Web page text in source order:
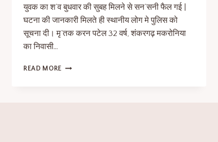
युवक का श’व बुधवार की सुबह मिलने से सन’सनी फैल गई |
घटना की जानकारी मिलते ही स्थानीय लोग मे पुलिस को
सूचना दी। मृ’तक करन पटेल 32 वर्ष, शंकरगढ़ मकरोनिया
का निवासी…
READ MORE